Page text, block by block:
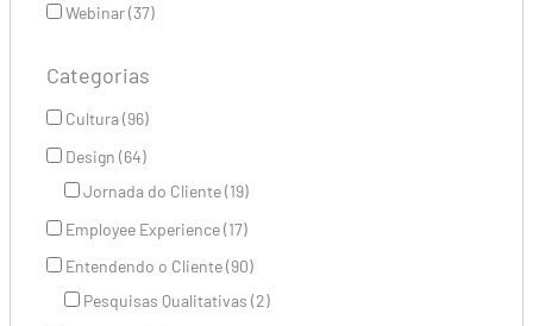
Webinar (37)
Categorias
Cultura (96)
Design (64)
Jornada do Cliente (19)
Employee Experience (17)
Entendendo o Cliente (90)
Pesquisas Qualitativas (2)